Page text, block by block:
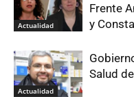
Actualidad
Frente
y
Actualidad
Salud